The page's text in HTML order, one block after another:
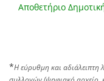
Αποθετήριο
*Η εύρυθμη και αδιάλειπτη